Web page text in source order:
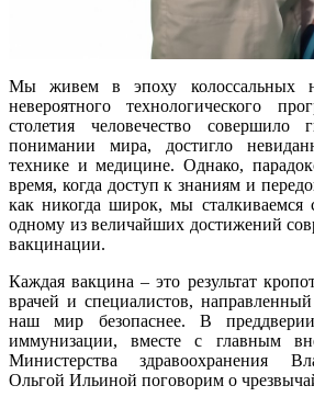
Мы живем в эпоху колоссальных
невероятного технологического
столетия человечество совершило
понимании мира, достигло
технике и медицине. Однако,
время, когда доступ к знаниям и
как никогда широк, мы сталкиваемся
одному из величайших достижений
вакцинации.
Каждая вакцина – это результат
врачей и специалистов,
наш мир безопаснее. В
иммунизации, вместе с главным
Министерства здравоохранения
Ольгой Ильиной поговорим о